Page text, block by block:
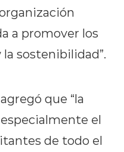
a promover los
sostenibilidad”.
que “la
el
de todo el